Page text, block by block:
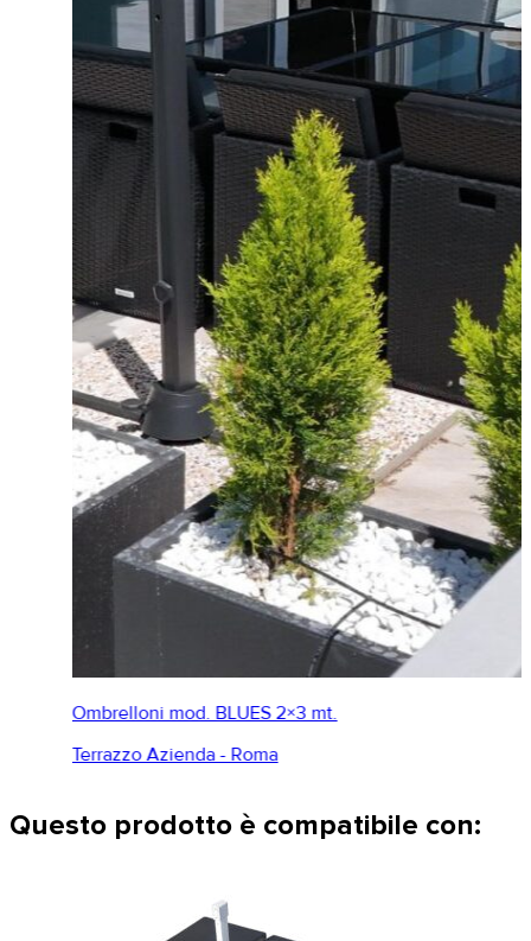
Ombrelloni mod. BLUES 2×3 mt.
Terrazzo Azienda - Roma
Questo prodotto è compatibile con: